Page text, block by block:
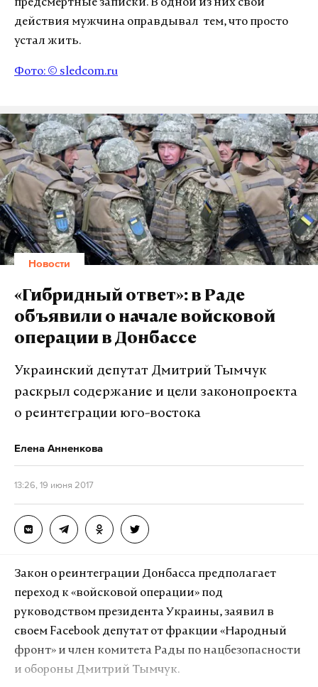
предсмертные записки. В одной из них свои
действия мужчина оправдывал тем, что просто
устал жить.
Фото: © sledcom.ru
Новости
«Гибридный ответ»: в Раде
объявили о начале войсковой
операции в Донбассе
Украинский депутат Дмитрий Тымчук
раскрыл содержание и цели законопроекта
о реинтеграции юго-востока
Елена Анненкова
13:26, 19 июня 2017
Закон о реинтеграции Донбасса предполагает
переход к «войсковой операции» под
руководством президента Украины, заявил в
своем Facebook депутат от фракции «Народный
фронт» и член комитета Рады по нацбезопасности
и обороны Дмитрий Тымчук.